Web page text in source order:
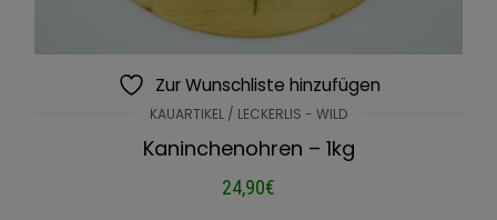
Zur Wunschliste hinzufügen
KAUARTIKEL / LECKERLIS - WILD
Kaninchenohren – 1kg
24,90€